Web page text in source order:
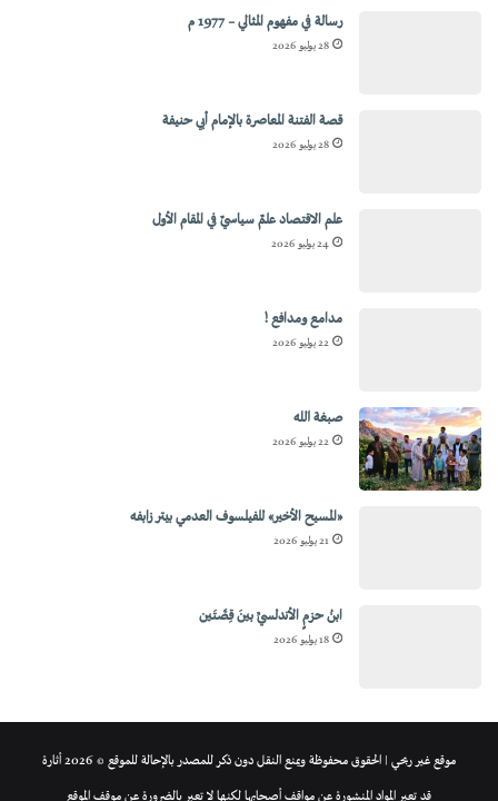
رسالة في مفهوم المثالي – 1977 م
28 يوليو 2026
قصة الفتنة المعاصرة بالإمام أبي حنيفة
28 يوليو 2026
علم الاقتصاد علمٌ سياسيٌ في المقام الأول
24 يوليو 2026
مدامع ومدافع !
22 يوليو 2026
صبغة الله
22 يوليو 2026
«المسيح الأخير» للفيلسوف العدمي بيتر زابفه
21 يوليو 2026
ابنُ حزمٍ الأندلسيِّ بينَ قِصَّتَين
18 يوليو 2026
موقع غير ربحي | الحقوق محفوظة ويمنع النقل دون ذكر للمصدر بالإحالة للموقع © 2026 أثارة
قد تعبر المواد المنشورة عن مواقف أصحابها لكنها لا تعبر بالضرورة عن موقف الموقع